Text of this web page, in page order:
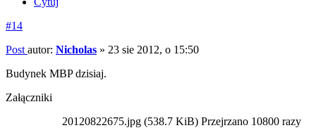
#14
Post autor: Nicholas » 23 sie 2012, o 15:50
Budynek MBP dzisiaj.
Załączniki
20120822675.jpg (538.7 KiB) Przejrzano 10800 razy